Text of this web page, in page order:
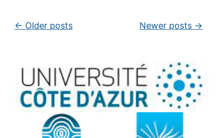
Post navigation
← Older posts Newer posts →